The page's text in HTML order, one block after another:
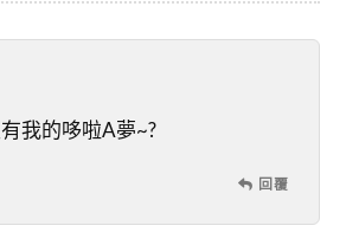
我的哆啦A夢~?
回覆